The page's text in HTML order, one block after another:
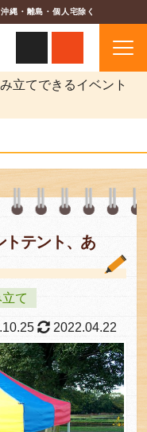
縄・離島・個人宅除く
立てできるイベント
トテント、あ
て
2022.04.22